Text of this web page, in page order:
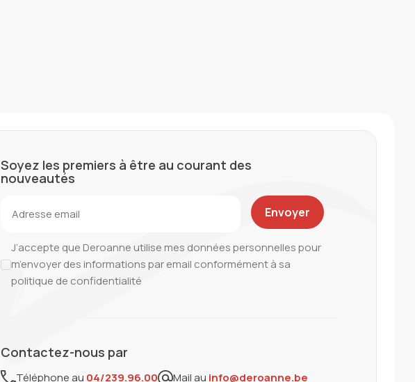
Soyez les premiers à être au courant des
nouveautés
J’accepte que Deroanne utilise mes données personnelles pour
m’envoyer des informations par email conformément à sa
politique de confidentialité
Contactez-nous par
Téléphone au 04/239.96.00 Mail au info@deroanne.be